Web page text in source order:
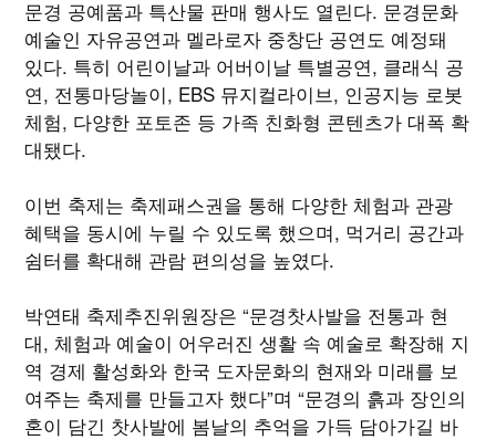
문경 공예품과 특산물 판매 행사도 열린다. 문경문화
예술인 자유공연과 멜라로자 중창단 공연도 예정돼
있다. 특히 어린이날과 어버이날 특별공연, 클래식 공
연, 전통마당놀이, EBS 뮤지컬라이브, 인공지능 로봇
체험, 다양한 포토존 등 가족 친화형 콘텐츠가 대폭 확
대됐다.
이번 축제는 축제패스권을 통해 다양한 체험과 관광
혜택을 동시에 누릴 수 있도록 했으며, 먹거리 공간과
쉼터를 확대해 관람 편의성을 높였다.
박연태 축제추진위원장은 “문경찻사발을 전통과 현
대, 체험과 예술이 어우러진 생활 속 예술로 확장해 지
역 경제 활성화와 한국 도자문화의 현재와 미래를 보
여주는 축제를 만들고자 했다”며 “문경의 흙과 장인의
혼이 담긴 찻사발에 봄날의 추억을 가득 담아가길 바